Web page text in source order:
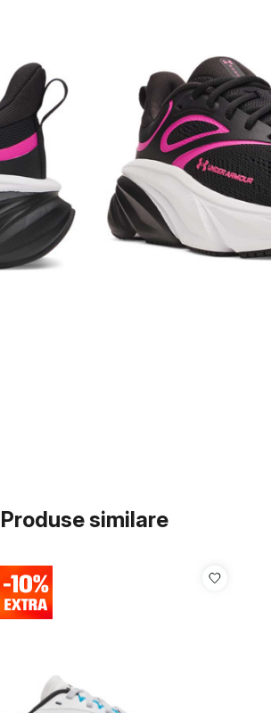
Produse similare